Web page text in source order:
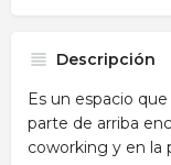
Descripción
Es un espacio
parte de arriba
coworking y en la